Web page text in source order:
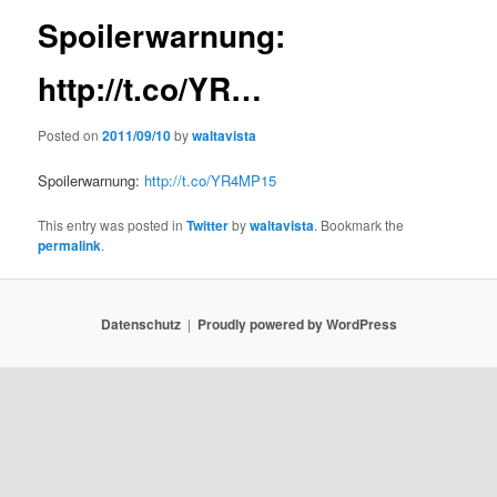
Spoilerwarnung:
http://t.co/YR…
Posted on2011/09/10bywaltavista
Spoilerwarnung: http://t.co/YR4MP15
This entry was posted inTwitterbywaltavista. Bookmark the
permalink.
Datenschutz Proudly powered by WordPress